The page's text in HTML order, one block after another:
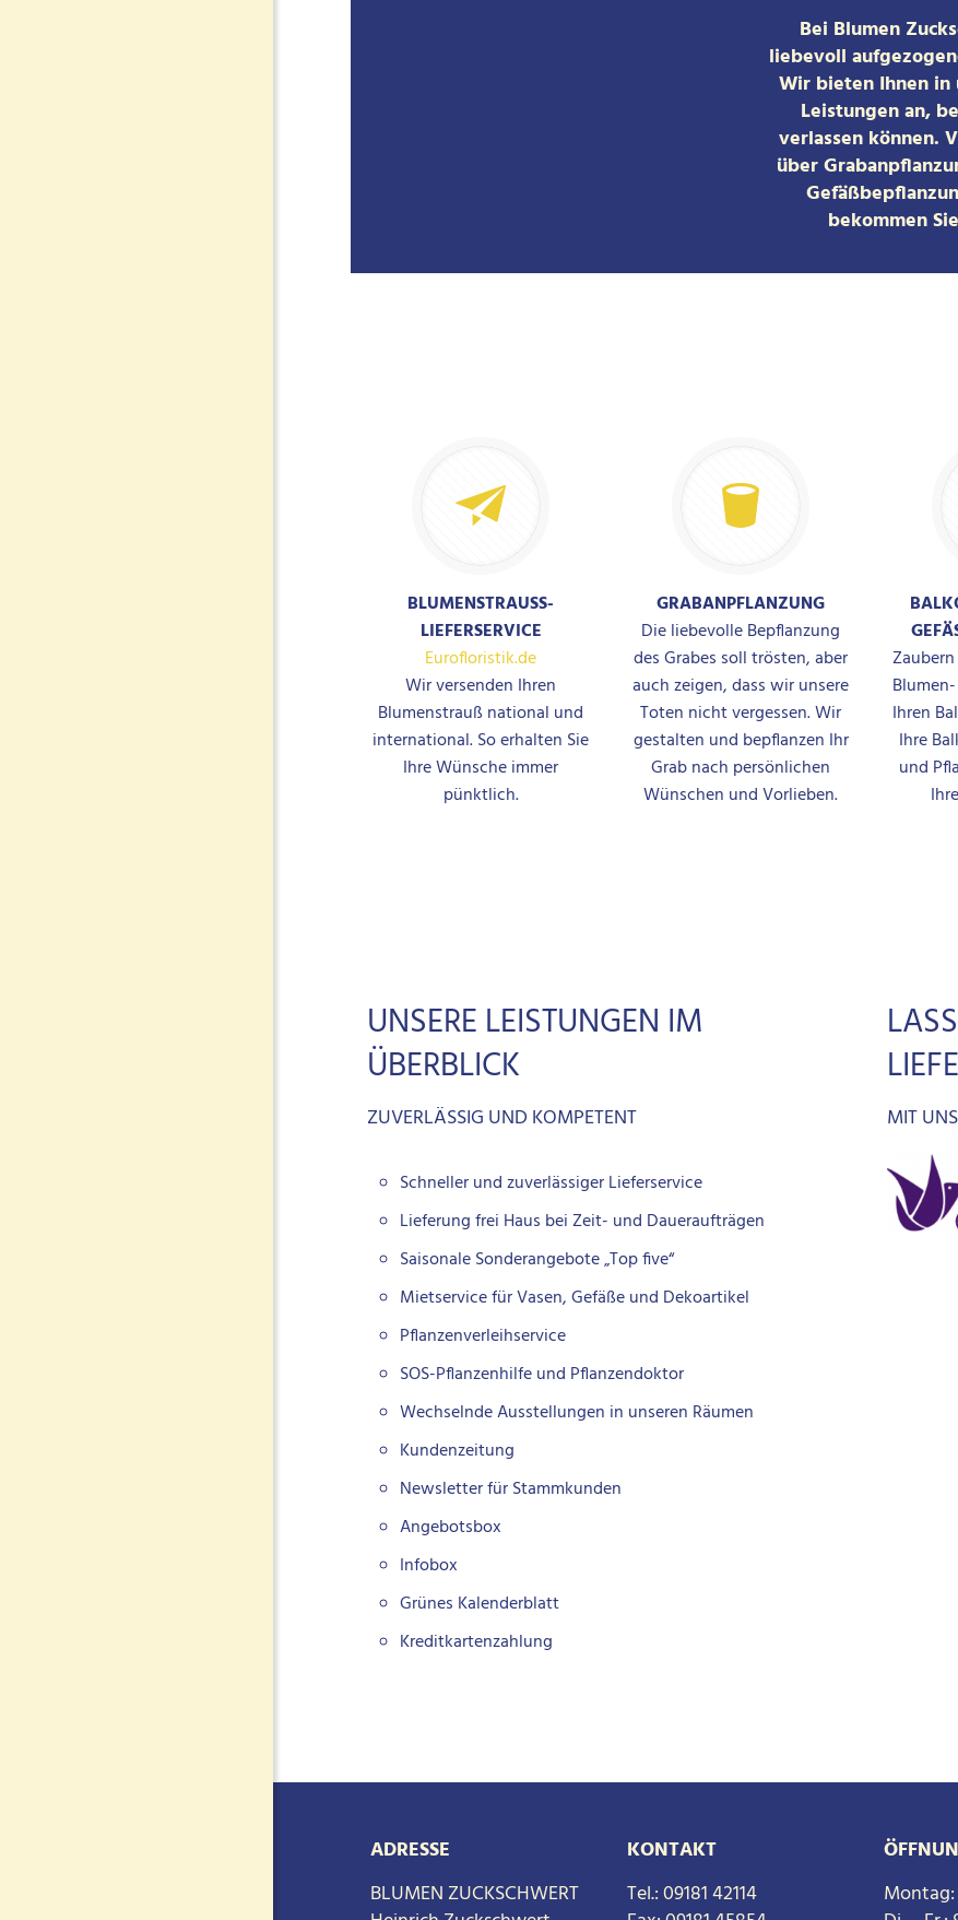
Bei Blumen
liebevoll
Wir bieten Ihnen in
Leistungen an,
verlassen können.
über
bekommen
BLUMENSTRAUSS-
LIEFERSERVICE
Eurofloristik.de
Wir versen­den Ihren
Blumenstrauß national und
international. So erhalten Sie
Ihre Wünsche immer
pünktlich.
GRABANPFLANZUNG
Die liebevolle Bepflanzung
des Grabes soll trösten, aber
auch zeigen, dass wir unsere
Toten nicht vergessen. Wir
gestalten und bepflanzen Ihr
Grab nach persönlichen
Wünschen und Vorlieben.
Ihren
Ihre
und
UNSERE LEISTUNGEN IM
ÜBERBLICK
ZUVERLÄSSIG UND KOMPETENT
Schneller und zuverlässiger Lieferservice
Lieferung frei Haus bei Zeit- und Daueraufträgen
Saisonale Sonderangebote „Top five“
Mietservice für Vasen, Gefäße und Dekoartikel
Pflanzenverleihservice
SOS-Pflanzenhilfe und Pflanzendoktor
Wechselnde Ausstellungen in unseren Räumen
Kundenzeitung
Newsletter für Stammkunden
Angebotsbox
Infobox
Grünes Kalenderblatt
Kreditkartenzahlung
MIT
ADRESSE
BLUMEN ZUCKSCHWERT
KONTAKT
Tel.:09181 42114
Montag: